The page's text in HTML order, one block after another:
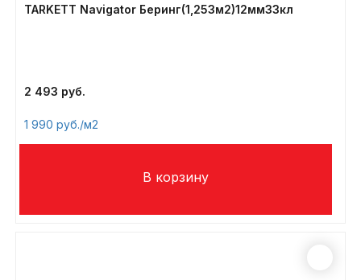
TARKETT Navigator Беринг(1,253м2)12мм33кл
2 493
1 990 /м2